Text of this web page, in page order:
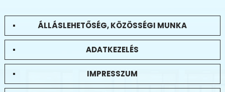
ÁLLÁSLEHETŐSÉG, KÖZÖSSÉGI MUNKA
ADATKEZELÉS
IMPRESSZUM